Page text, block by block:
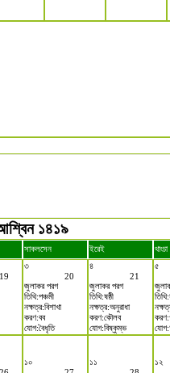
১৪১৯
সাকলসেন ইরেই
থাংচা
19
৩
20
জুলাকর পরগ
তিথি:পঞ্চমী
নক্ষত্র:বিশাখা
করণ:বব
যোগ:বৈধৃতি
৪
21
জুলাকর পরগ
তিথি:ষষ্ঠী
নক্ষত্র:অনুরাধা
করণ:কৌলব
যোগ:বিষ্কুম্ভ
৫
১০
১১
১২